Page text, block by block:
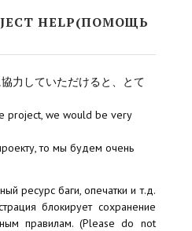
Remaster Fan Edition
Ships Remaster Fan Edition
HELP(ПОМОЩЬ
力していただけると、とて
project, we would be very
то мы будем очень
ресурс баги, опечатки и т.д.
блокирует сохранение
правилам. (Please do not